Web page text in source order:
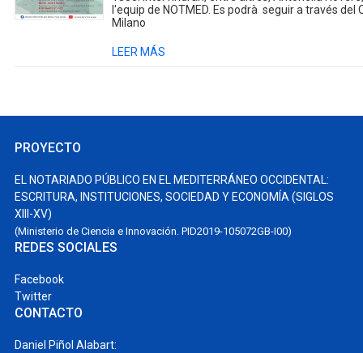
l'equip de NOTMED. Es podrà seguir a través
Milano
LEER MÁS
PROYECTO
EL NOTARIADO PÚBLICO EN EL MEDITERRÁNEO OCCIDENTAL:
ESCRITURA, INSTITUCIONES, SOCIEDAD Y ECONOMÍA (SIGLOS
XIII-XV)
(Ministerio de Ciencia e Innovación. PID2019-105072GB-I00)
REDES SOCIALES
Facebook
Twitter
CONTACTO
Daniel Piñol Alabart: